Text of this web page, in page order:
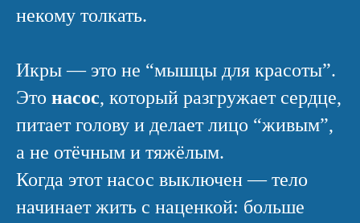
некому толкать.
Икры — это не “мышцы для красоты”.
Это насос, который разгружает сердце,
питает голову и делает лицо “живым”,
а не отёчным и тяжёлым.
Когда этот насос выключен — тело
начинает жить с наценкой: больше